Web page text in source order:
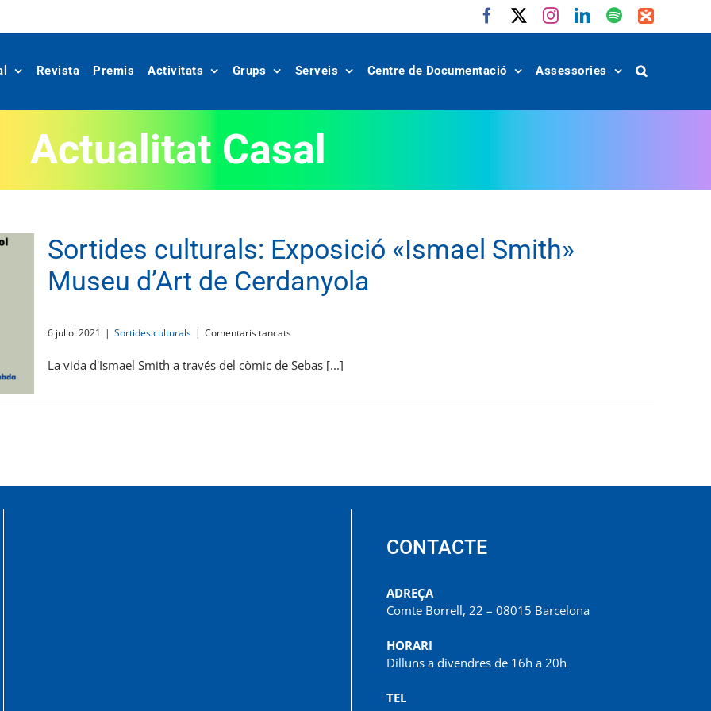
FacebookInstagram
LinkedIn
Spotify
IVoox
Revista Premis Activitats Grups Serveis Centre de Documentació Assessories
Actualitat Casal
Sortides culturals: Exposició «Ismael Smith»
Museu d’Art de Cerdanyola
6 juliol 2021 | Sortides culturals | Comentaris tancatsa
culturals:
Exposició
Smith»
La vida d'Ismael Smith a través del còmic de Sebas [...]
CONTACTE
ADREÇA
Comte Borrell, 22 – 08015 Barcelona
HORARI
Dilluns a divendres de 16h a 20h
TEL